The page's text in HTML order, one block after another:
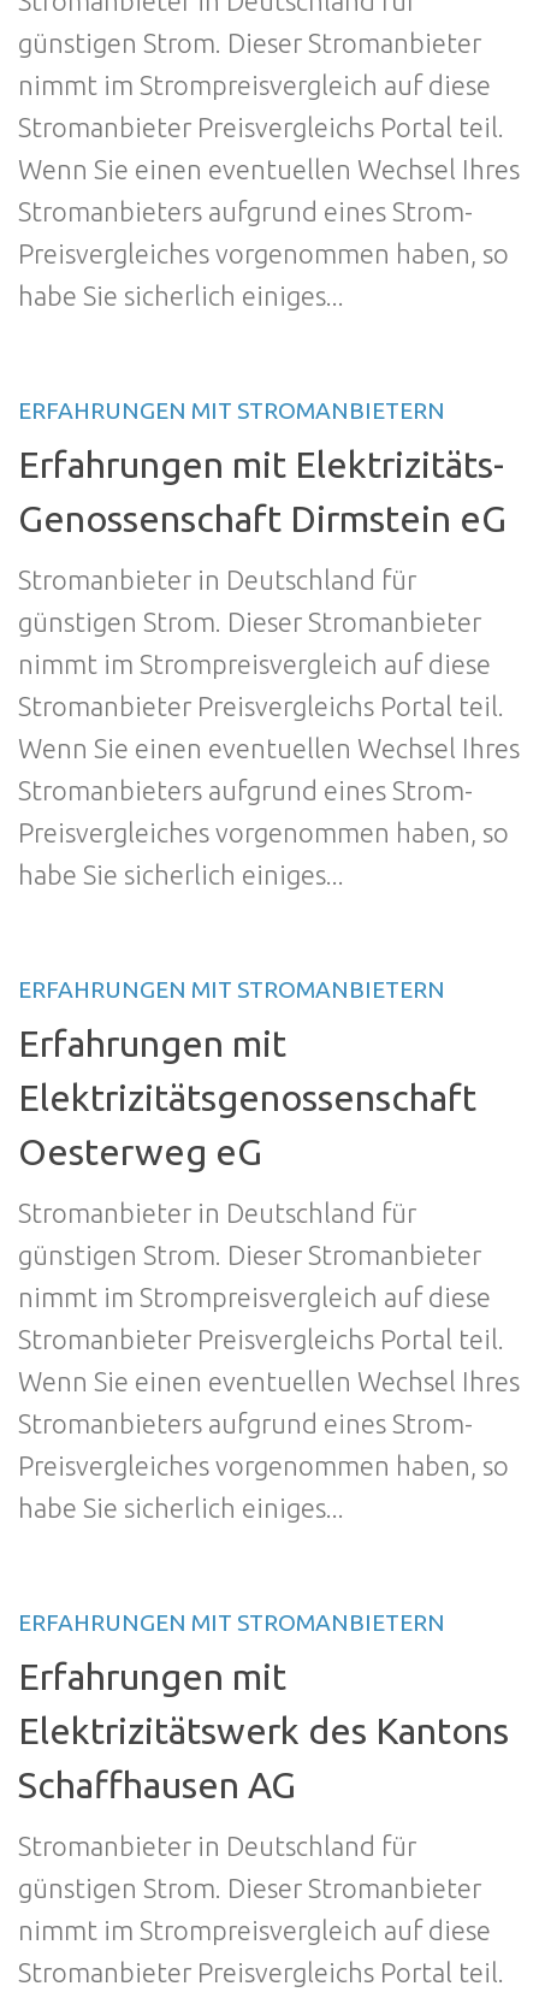
günstigen Strom. Dieser Stromanbieter
nimmt im Strompreisvergleich auf diese
Stromanbieter Preisvergleichs Portal teil.
Wenn Sie einen eventuellen Wechsel Ihres
Stromanbieters aufgrund eines Strom-
Preisvergleiches vorgenommen haben, so
habe Sie sicherlich einiges...
ERFAHRUNGEN MIT STROMANBIETERN
Erfahrungen mit Elektrizitäts-
Genossenschaft Dirmstein eG
Stromanbieter in Deutschland für
günstigen Strom. Dieser Stromanbieter
nimmt im Strompreisvergleich auf diese
Stromanbieter Preisvergleichs Portal teil.
Wenn Sie einen eventuellen Wechsel Ihres
Stromanbieters aufgrund eines Strom-
Preisvergleiches vorgenommen haben, so
habe Sie sicherlich einiges...
ERFAHRUNGEN MIT STROMANBIETERN
Erfahrungen mit
Elektrizitätsgenossenschaft
Oesterweg eG
Stromanbieter in Deutschland für
günstigen Strom. Dieser Stromanbieter
nimmt im Strompreisvergleich auf diese
Stromanbieter Preisvergleichs Portal teil.
Wenn Sie einen eventuellen Wechsel Ihres
Stromanbieters aufgrund eines Strom-
Preisvergleiches vorgenommen haben, so
habe Sie sicherlich einiges...
ERFAHRUNGEN MIT STROMANBIETERN
Erfahrungen mit
Elektrizitätswerk des Kantons
Schaffhausen AG
Stromanbieter in Deutschland für
günstigen Strom. Dieser Stromanbieter
nimmt im Strompreisvergleich auf diese
Stromanbieter Preisvergleichs Portal teil.